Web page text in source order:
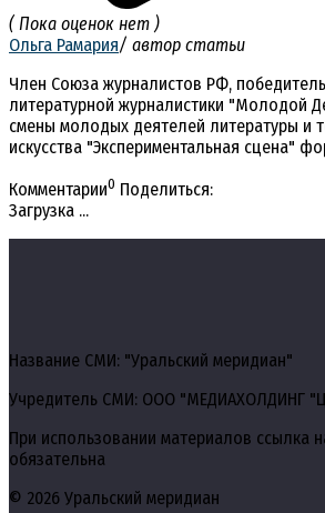
( Пока оценок нет )
Ольга Рамария/ автор статьи
Член Союза журналистов РФ,
литературной журналистики "Молодой
смены молодых деятелей литературы и
искусства "Экспериментальная сцена"
Комментарии0 Поделиться:
Загрузка ...
Название СМИ: "Уральский меридиан"
Учредитель СМИ: ООО "МЕДИАХОЛДИНГ
При использовании материалов ссылка
обязательна
© 2026 Уральский меридиан